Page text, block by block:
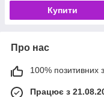
Купити
Про нас
100% позитивних з
Працює з